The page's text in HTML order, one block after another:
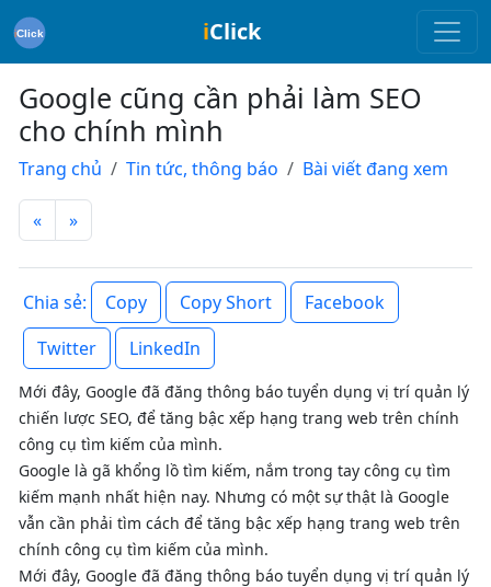
iClick
Google cũng cần phải làm SEO
cho chính mình
Trang chủ Tin tức, thông báo Bài viết đang xem
« »
Chia sẻ: Copy Copy Short
Facebook
Twitter
LinkedIn
Mới đây, Google đã đăng thông báo tuyển dụng vị trí quản lý
chiến lược SEO, để tăng bậc xếp hạng trang web trên chính
công cụ tìm kiếm của mình.
Google là gã khổng lồ tìm kiếm, nắm trong tay công cụ tìm
kiếm mạnh nhất hiện nay. Nhưng có một sự thật là Google
vẫn cần phải tìm cách để tăng bậc xếp hạng trang web trên
chính công cụ tìm kiếm của mình.
Mới đây, Google đã đăng thông báo tuyển dụng vị trí quản lý